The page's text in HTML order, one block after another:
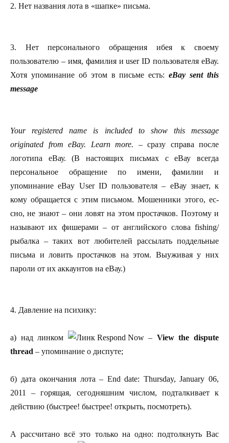
2. Нет названия лота в «шапке» письма.
3. Нет персонального обращения ибея к своему
пользователю – имя, фамилия и user ID пользователя еВау.
Хотя упоминание об этом в письме есть: eBay sent this
message
Your registered name is included to show this message
originated from eBay. Learn more. – сразу справа после
логотипа еВау. (В настоящих письмах с еВау всегда
персональное обращение по имени, фамилии и
упоминание eBay User ID пользователя – еВау знает, к
кому обращается с этим письмом. Мошенники этого, ес-
сно, не знают – они ловят на этом простачков. Поэтому и
называют их фишерами – от английского слова fishing/
рыбалка – таких вот любителей рассылать поддельные
письма и ловить простачков на этом. Выуживая у них
пароли от их аккаунтов на еВау.)
4. Давление на психику:
а) над линком – View the dispute
thread – упоминание о диспуте;
б) дата окончания лота – End date: Thursday, January 06,
2011 – горящая, сегодняшним числом, подталкивает к
действию (быстрее! быстрее! открыть, посмотреть).
А рассчитано всё это только на одно: подтолкнуть Вас